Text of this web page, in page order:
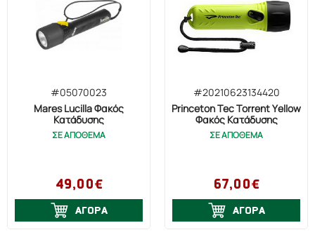
#05070023
Mares Lucilla Φακός
Κατάδυσης
ΣΕ ΑΠΟΘΕΜΑ
49,00€
ΑΓΟΡΑ
#20210623134420
Princeton Tec Torrent Yellow
Φακός Κατάδυσης
ΣΕ ΑΠΟΘΕΜΑ
67,00€
ΑΓΟΡΑ